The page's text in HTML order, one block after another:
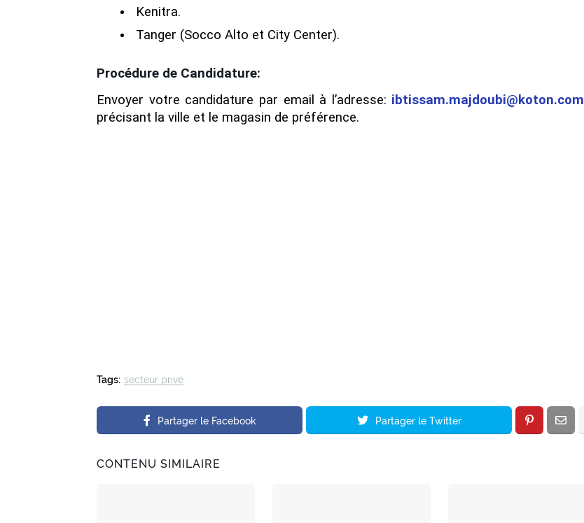
Kenitra.
Tanger (Socco Alto et City Center).
Procédure de Candidature:
Envoyer votre candidature par email à l’adresse: ibtissam.majdoubi@koton.com
précisant la ville et le magasin de préférence.
Tags: secteur privé
Partager le Facebook Partager le Twitter
CONTENU SIMILAIRE